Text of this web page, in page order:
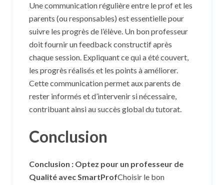
Une communication régulière entre le prof et les
parents (ou responsables) est essentielle pour
suivre les progrès de l’élève. Un bon professeur
doit fournir un feedback constructif après
chaque session. Expliquant ce qui a été couvert,
les progrès réalisés et les points à améliorer.
Cette communication permet aux parents de
rester informés et d’intervenir si nécessaire,
contribuant ainsi au succès global du tutorat.
Conclusion
Conclusion : Optez pour un professeur de
Qualité avec SmartProfChoisir le bon